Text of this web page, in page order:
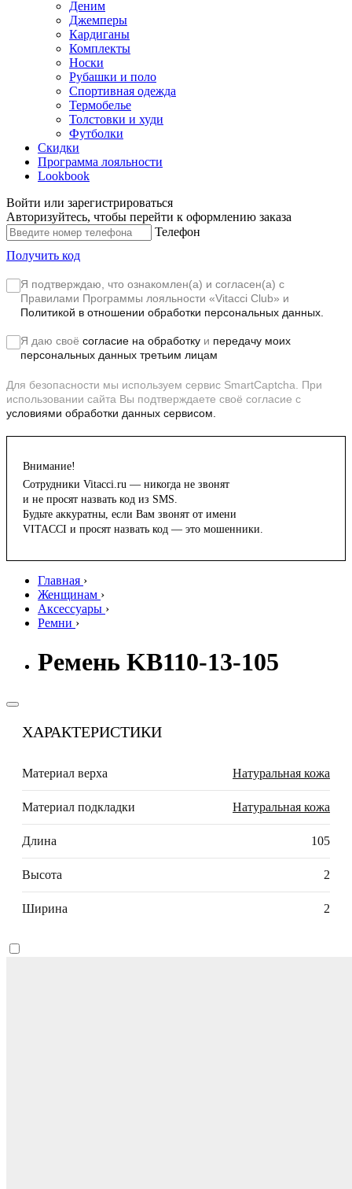
Деним
Джемперы
Кардиганы
Комплекты
Носки
Рубашки и поло
Спортивная одежда
Термобелье
Толстовки и худи
Футболки
Скидки
Программа лояльности
Lookbook
Войти или зарегистрироваться
Авторизуйтесь, чтобы перейти к оформлению заказа
Телефон
Получить код
Я подтверждаю, что ознакомлен(а) и согласен(а) с
Правилами Программы лояльности «Vitacci Club» и
Политикой в отношении обработки персональных данных.
Я даю своё согласие на обработку и передачу моих
персональных данных третьим лицам
Для безопасности мы используем сервис SmartCaptcha. При
использовании сайта Вы подтверждаете своё согласие с
условиями обработки данных сервисом.
Внимание!
Сотрудники Vitacci.ru — никогда не звонят
и не просят назвать код из SMS.
Будьте аккуратны, если Вам звонят от имени
VITACCI и просят назвать код — это мошенники.
Главная ›
Женщинам ›
Аксессуары ›
Ремни ›
Ремень KB110-13-105
ХАРАКТЕРИСТИКИ
Материал верха Натуральная кожа
Материал подкладки Натуральная кожа
Длина 105
Высота 2
Ширина 2